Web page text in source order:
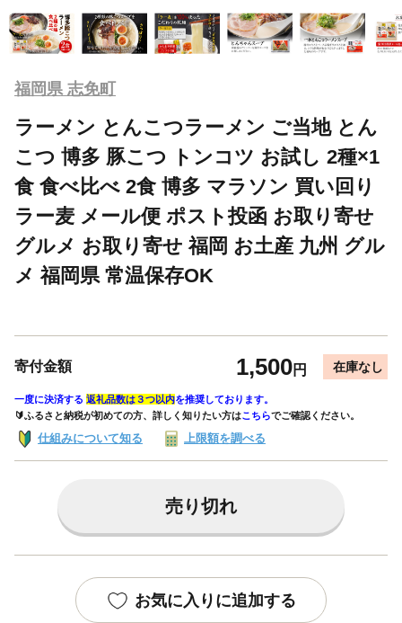
福岡県 志免町
ラーメン とんこつラーメン ご当地 とん
こつ 博多 豚こつ トンコツ お試し 2種×1
食 食べ比べ 2食 博多 マラソン 買い回り
ラー麦 メール便 ポスト投函 お取り寄せ
グルメ お取り寄せ 福岡 お土産 九州 グル
メ 福岡県 常温保存OK
寄付金額 1,500円 在庫なし
一度に決済する 返礼品数は３つ以内を推奨しております。
🔰ふるさと納税が初めての方、詳しく知りたい方はこちらでご確認ください。
仕組みについて知る 上限額を調べる
売り切れ
お気に入りに追加する